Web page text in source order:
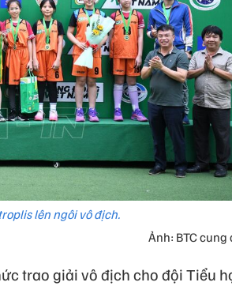
lên ngôi vô địch.
Ảnh: BTC cung
trao giải vô địch cho đội Tiểu